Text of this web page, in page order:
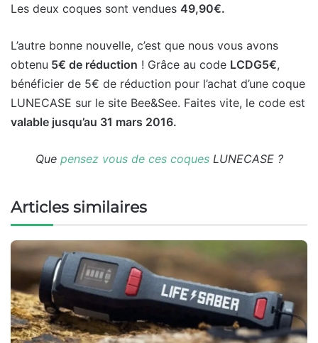
Les deux coques sont vendues 49,90€.
L’autre bonne nouvelle, c’est que nous vous avons
obtenu 5€ de réduction ! Grâce au code LCDG5€,
bénéficier de 5€ de réduction pour l’achat d’une coque
LUNECASE sur le site Bee&See. Faites vite, le code est
valable jusqu’au 31 mars 2016.
Que pensez vous de ces coquesLUNECASE ?
Articles similaires